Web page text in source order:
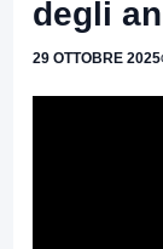
degli
29 OTTOBRE 2025